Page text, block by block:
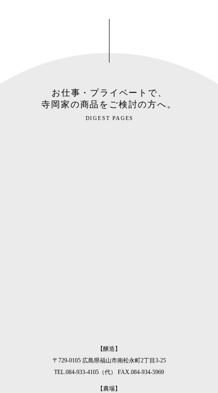
お仕事・プライベートで、
寺岡家の商品をご検討の方へ。
DIGEST PAGES
【醸造】
〒729-0105 広島県福山市南松永町2丁目3-25
TEL.084-933-4105（代）
FAX.084-934-5969
【農場】